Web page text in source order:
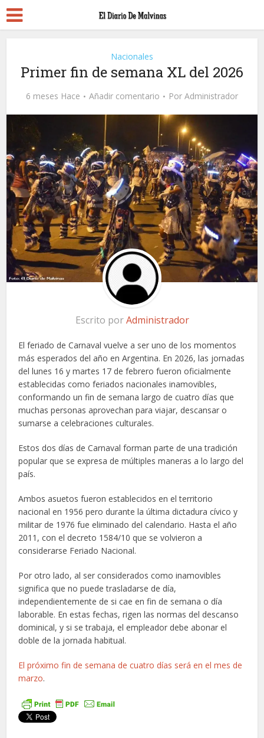
Nacionales
Primer fin de semana XL del 2026
6 meses Hace Añadir comentario Por Administrador
Escrito porAdministrador
El feriado de Carnaval vuelve a ser uno de los momentos
más esperados del año en Argentina. En 2026, las jornadas
del lunes 16 y martes 17 de febrero fueron oficialmente
establecidas como feriados nacionales inamovibles,
conformando un fin de semana largo de cuatro días que
muchas personas aprovechan para viajar, descansar o
sumarse a celebraciones culturales.
Estos dos días de Carnaval forman parte de una tradición
popular que se expresa de múltiples maneras a lo largo del
país.
Ambos asuetos fueron establecidos en el territorio
nacional en 1956 pero durante la última dictadura cívico y
militar de 1976 fue eliminado del calendario. Hasta el año
2011, con el decreto 1584/10 que se volvieron a
considerarse Feriado Nacional.
Por otro lado, al ser considerados como inamovibles
significa que no puede trasladarse de día,
independientemente de si cae en fin de semana o día
laborable. En estas fechas, rigen las normas del descanso
dominical, y si se trabaja, el empleador debe abonar el
doble de la jornada habitual.
El próximo fin de semana de cuatro días será en el mes de
marzo.